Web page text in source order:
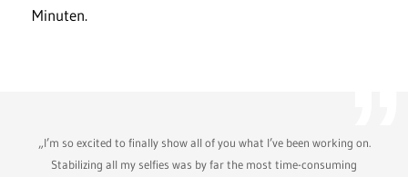
Minuten.
„I’m so excited to finally show all of you what I’ve been working on.
Stabilizing all my selfies was by far the most time-consuming